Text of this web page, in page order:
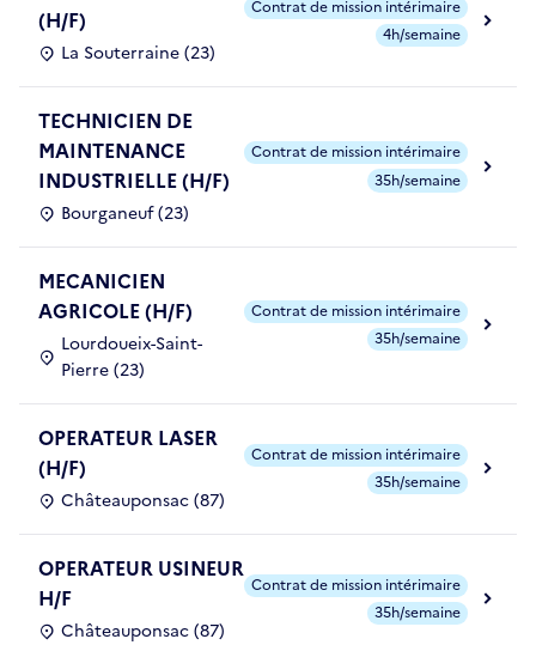
(H/F)
La Souterraine (23)
Contrat de mission intérimaire
4h/semaine
TECHNICIEN DE
MAINTENANCE
INDUSTRIELLE (H/F)
Bourganeuf (23)
Contrat de mission intérimaire
35h/semaine
MECANICIEN
AGRICOLE (H/F)
Lourdoueix-Saint-
Pierre (23)
Contrat de mission intérimaire
35h/semaine
OPERATEUR LASER
(H/F)
Châteauponsac (87)
Contrat de mission intérimaire
35h/semaine
OPERATEUR USINEUR
H/F
Châteauponsac (87)
Contrat de mission intérimaire
35h/semaine